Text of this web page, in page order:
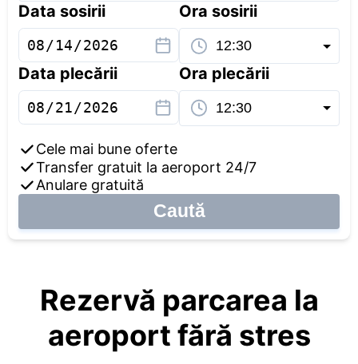
Data sosirii Ora sosirii
Data plecării Ora plecării
Cele mai bune oferte
Transfer gratuit la aeroport 24/7
Anulare gratuită
Caută
Rezervă parcarea la
aeroport fără stres